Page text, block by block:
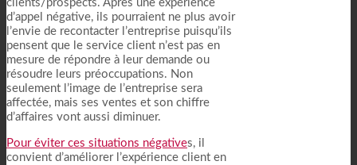
clients/prospects. Après une expérience
d’appel négative, ils pourraient ne plus avoir
l’envie de recontacter l’entreprise puisqu’ils
pensent que le service client n’est pas en
mesure de répondre à leur demande ou
résoudre leurs préoccupations. Non
seulement l’image de l’entreprise sera
affectée, mais ses ventes et son chiffre
d’affaires vont aussi diminuer.
Pour éviter ces situations négatives, il
convient d’améliorer l’expérience client en